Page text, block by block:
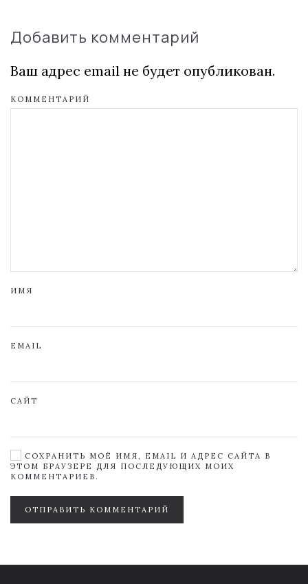
Добавить комментарий
Ваш адрес email не будет опубликован.
КОММЕНТАРИЙ
ИМЯ
EMAIL
САЙТ
СОХРАНИТЬ МОЁ ИМЯ, EMAIL И АДРЕС САЙТА В
ЭТОМ БРАУЗЕРЕ ДЛЯ ПОСЛЕДУЮЩИХ МОИХ
КОММЕНТАРИЕВ.
ОТПРАВИТЬ КОММЕНТАРИЙ